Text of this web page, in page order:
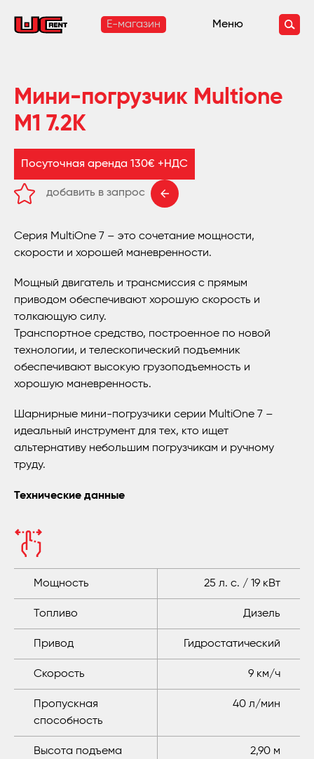
E-магазин Меню
Мини-погрузчик Multione
M1 7.2K
Посуточная аренда 130€ +НДС
добавить в запрос
Серия MultiOne 7 – это сочетание мощности,
скорости и хорошей маневренности.
Мощный двигатель и трансмиссия с прямым
приводом обеспечивают хорошую скорость и
толкающую силу.
Транспортное средство, построенное по новой
технологии, и телескопический подъемник
обеспечивают высокую грузоподъемность и
хорошую маневренность.
Шарнирные мини-погрузчики серии MultiOne 7 –
идеальный инструмент для тех, кто ищет
альтернативу небольшим погрузчикам и ручному
труду.
Технические данные
Мощность 25 л. с. / 19 кВт
Топливо Дизель
Привод Гидростатический
Скорость 9 км/ч
Пропускная
способность
40 л/мин
Высота подъема 2,90 м